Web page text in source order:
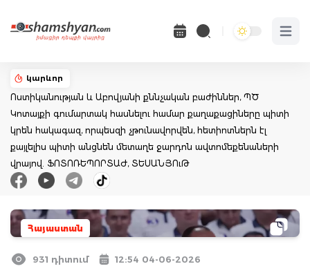
Open
կարևոր
Ոստիկանության և Աբովյանի քննչական բաժիններ, ՊԾ
Կոտայքի գումարտակ հասնելու համար քաղաքացիները պիտի
կրեն հակագազ, որպեսզի չթունավորվեն, հետիոտներն էլ
քայլելիս պիտի անցնեն մետաղե ջարդոն ավտոմեքենաների
վրայով. ՖՈՏՈՌԵՊՈՐՏԱԺ, ՏԵՍԱՆՅՈւԹ
Հայաստան
931 դիտում 12:54 04-06-2026